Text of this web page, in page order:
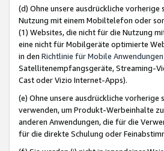
(d) Ohne unsere ausdrückliche
Nutzung mit einem Mobiltelefon oder
(1) Websites, die nicht für die Nutzung
eine nicht für Mobilgeräte optimierte
in den Richtlinie für Mobile Anwendungen
Satellitenempfangsgeräte, Streaming-
Cast oder Vizio Internet-Apps).
(e) Ohne unsere ausdrückliche
verwenden, um Produkt-Werbeinhalte
anderen Anwendungen, die für die
für die direkte Schulung oder